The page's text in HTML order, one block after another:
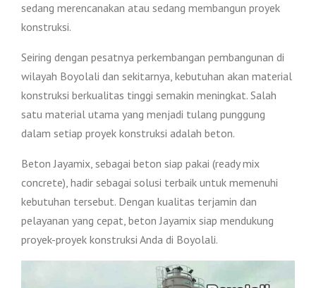
sedang merencanakan atau sedang membangun proyek
konstruksi.
Seiring dengan pesatnya perkembangan pembangunan di
wilayah Boyolali dan sekitarnya, kebutuhan akan material
konstruksi berkualitas tinggi semakin meningkat. Salah
satu material utama yang menjadi tulang punggung
dalam setiap proyek konstruksi adalah beton.
Beton Jayamix, sebagai beton siap pakai (ready mix
concrete), hadir sebagai solusi terbaik untuk memenuhi
kebutuhan tersebut. Dengan kualitas terjamin dan
pelayanan yang cepat, beton Jayamix siap mendukung
proyek-proyek konstruksi Anda di Boyolali.